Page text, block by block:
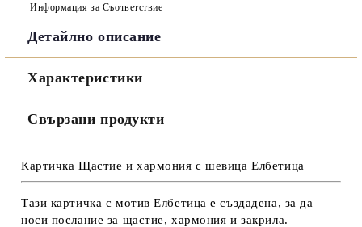
Ние ще се свържем с вас в рамките на работния ден.
Информация за Съответствие
Детайлно описание
Характеристики
Свързани продукти
Картичка Щастие и хармония с шевица Елбетица
Тази картичка с мотив Елбетица е създадена, за да
носи послание за щастие, хармония и закрила.